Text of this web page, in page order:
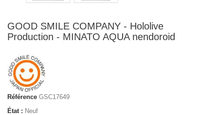
GOOD SMILE COMPANY - Hololive
Production - MINATO AQUA nendoroid
Référence GSC17649
État : Neuf